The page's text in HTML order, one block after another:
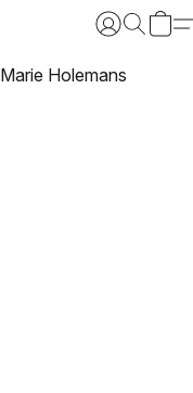
Marie Holemans